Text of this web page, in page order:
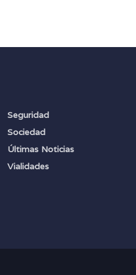
Seguridad
Sociedad
Últimas Noticias
Vialidades